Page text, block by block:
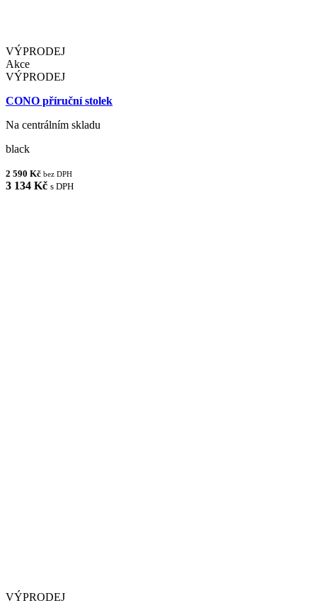
VÝPRODEJ
Akce
VÝPRODEJ
CONO příruční stolek
Na centrálním skladu
black
2 590 Kč bez DPH
3 134 Kč s DPH
VÝPRODEJ